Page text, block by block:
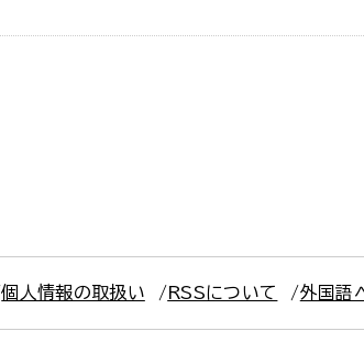
個人情報の取扱い RSSについて 外国語